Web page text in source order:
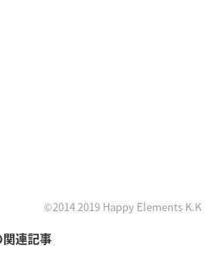
©2014 2019 Happy Elements K.K
関連記事